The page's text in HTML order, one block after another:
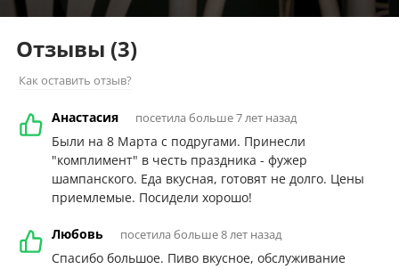
Отзывы (3)
Как оставить отзыв?
Анастасия посетила больше 7 лет назад
Были на 8 Марта с подругами. Принесли
"комплимент" в честь праздника - фужер
шампанского. Еда вкусная, готовят не долго. Цены
приемлемые. Посидели хорошо!
Любовь посетила больше 8 лет назад
Спасибо большое. Пиво вкусное, обслуживание